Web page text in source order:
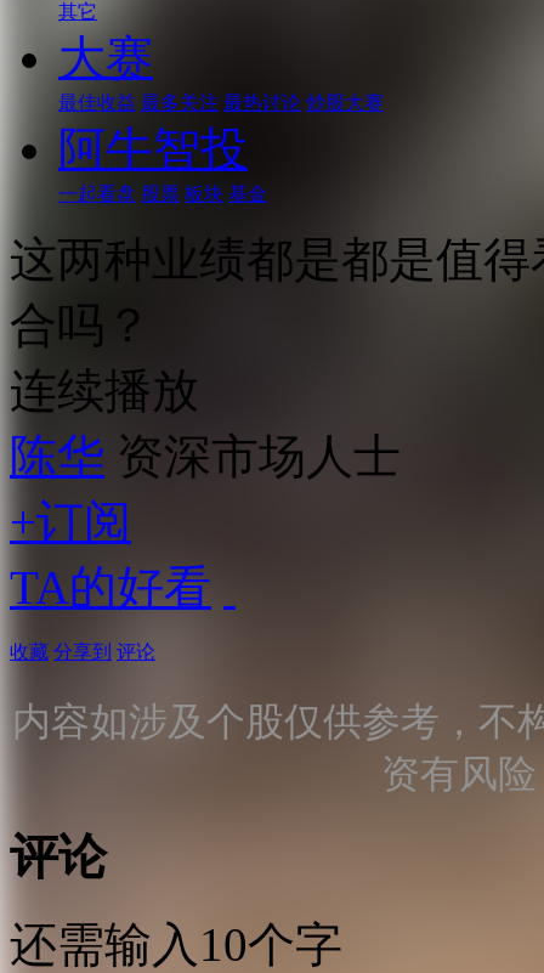
其它
大赛
最佳收益 最多关注 最热讨论 炒股大赛
阿牛智投
一起看盘 股票 板块 基金
这两种业绩都是都是值
合吗？
连续播放
陈华 资深市场人士
+订阅
TA的好看
收藏 分享到 评论
内容如涉及个股仅供参考，不
资有风
评论
还需输入10个字